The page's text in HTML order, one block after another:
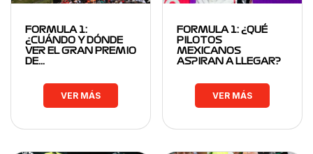
FORMULA 1:
¿CUÁNDO Y DÓNDE
VER EL GRAN PREMIO
DE…
VER MÁS
FORMULA 1: ¿QUÉ
PILOTOS
MEXICANOS
ASPIRAN A LLEGAR?
VER MÁS